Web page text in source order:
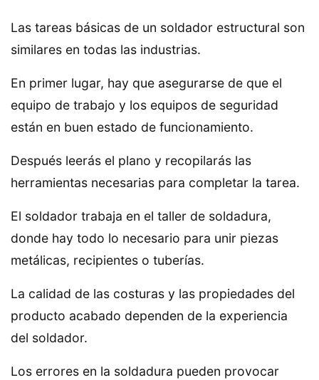
Las tareas básicas de un soldador estructural son
similares en todas las industrias.
En primer lugar, hay que asegurarse de que el
equipo de trabajo y los equipos de seguridad
están en buen estado de funcionamiento.
Después leerás el plano y recopilarás las
herramientas necesarias para completar la tarea.
El soldador trabaja en el taller de soldadura,
donde hay todo lo necesario para unir piezas
metálicas, recipientes o tuberías.
La calidad de las costuras y las propiedades del
producto acabado dependen de la experiencia
del soldador.
Los errores en la soldadura pueden provocar